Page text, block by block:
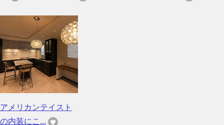
アメリカンテイスト
の内装にこ...